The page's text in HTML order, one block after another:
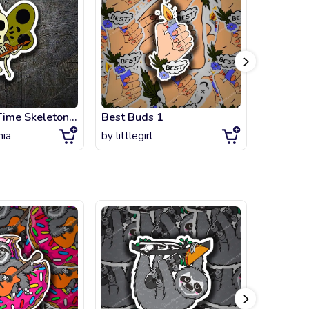
Adventure Time Skeleton Butterfly Best Buds 1
by littlegirl